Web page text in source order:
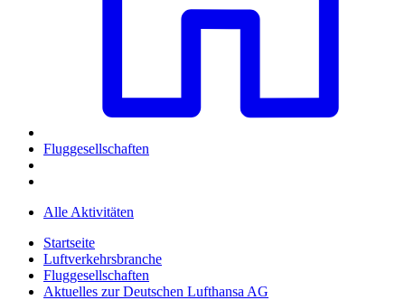
Fluggesellschaften
Alle Aktivitäten
Startseite
Luftverkehrsbranche
Fluggesellschaften
Aktuelles zur Deutschen Lufthansa AG